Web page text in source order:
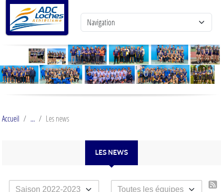
Accueil Les news
LES NEWS
Panneau de gestion des cookies